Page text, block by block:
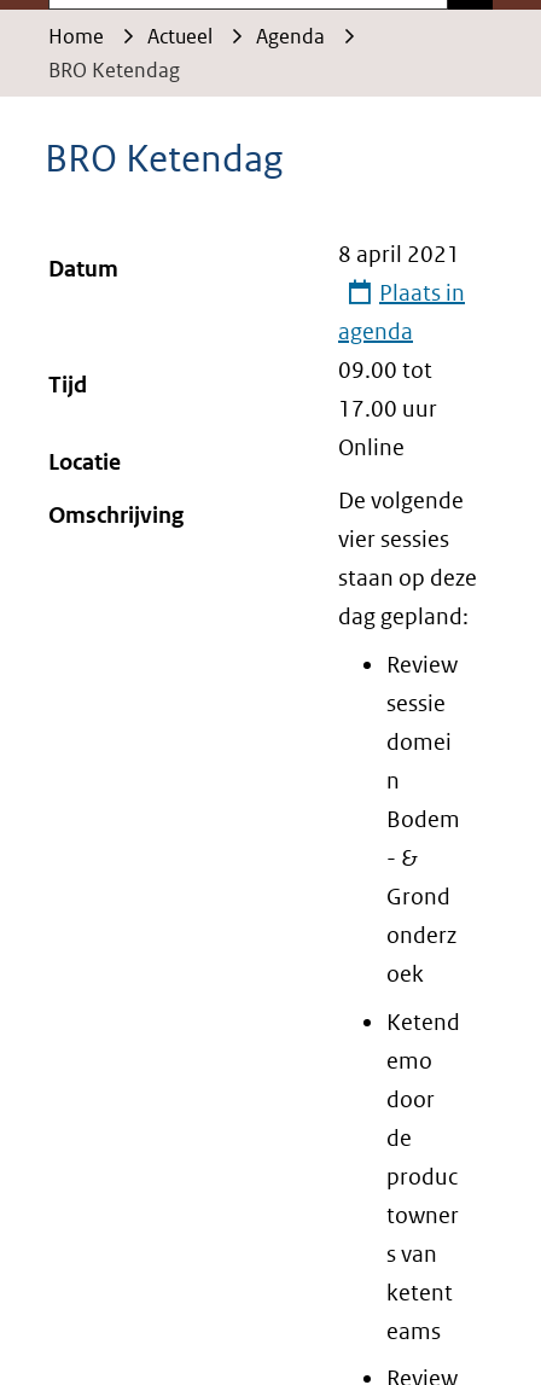
Home Actueel
Agenda
BRO Ketendag
BRO Ketendag
Datum
8 april 2021
Plaats in
agenda
Tijd
09.00 tot
17.00 uur
Locatie
Online
Omschrijving
De volgende
vier sessies
staan op deze
dag gepland:
Review
sessie
domei
n
Bodem
- &
Grond
onderz
oek
Ketend
emo
door
de
produc
towner
s van
ketent
eams
Review